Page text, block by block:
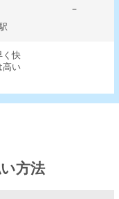
－
く快
高い
方法